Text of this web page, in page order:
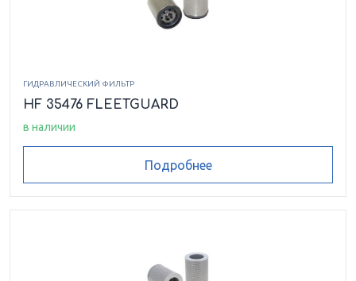
ГИДРАВЛИЧЕСКИЙ ФИЛЬТР
HF 35476 FLEETGUARD
в наличии
Подробнее